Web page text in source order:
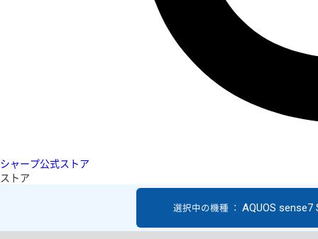
シャープ公式ストア
ストア
選択中の機種 ： AQUOS sense7